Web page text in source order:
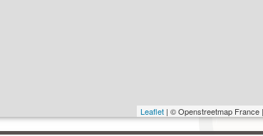
Leaflet| © Openstreetmap France